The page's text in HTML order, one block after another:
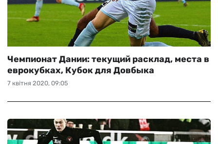
7 квітня 2020, 09:05
Чемпионат Дании: текущий расклад, места в
еврокубках, Кубок для Довбыка